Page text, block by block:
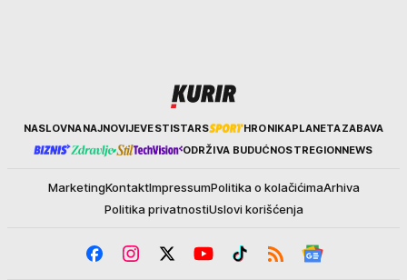
KurirNASLOVNANAJNOVIJEVESTISTARS HRONIKAPLANETAZABAVA
ODRŽIVA BUDUĆNOSTREGIONNEWS
MarketingKontaktImpressumPolitika o kolačićimaArhiva
Politika privatnostiUslovi korišćenja